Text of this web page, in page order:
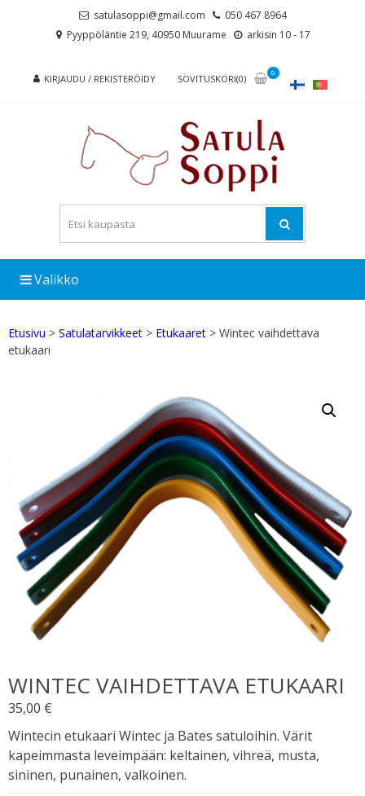
satulasoppi@gmail.com
050 467 8964
Pyyppöläntie 219, 40950 Muurame
arkisin 10 - 17
KIRJAUDU / REKISTERÖIDY SOVITUSKORI(0)
0
Valikko
Etusivu > Satulatarvikkeet > Etukaaret > Wintec vaihdettava
etukaari
WINTEC VAIHDETTAVA ETUKAARI
35,00 €
Wintecin etukaari Wintec ja Bates satuloihin. Värit
kapeimmasta leveimpään: keltainen, vihreä, musta,
sininen, punainen, valkoinen.